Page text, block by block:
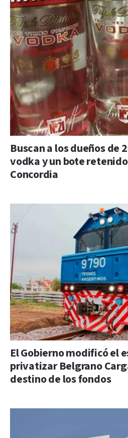
Buscan a los dueños de
vodka y un bote
Concordia
El Gobierno modificó el
privatizar Belgrano
destino de los fondos